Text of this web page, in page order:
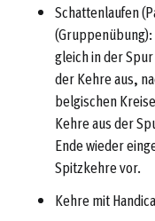
Schattenlaufen
gleich in der
der Kehre aus,
belgischen
Kehre aus der
Ende wieder
Spitzkehre vor.
Kehre mit